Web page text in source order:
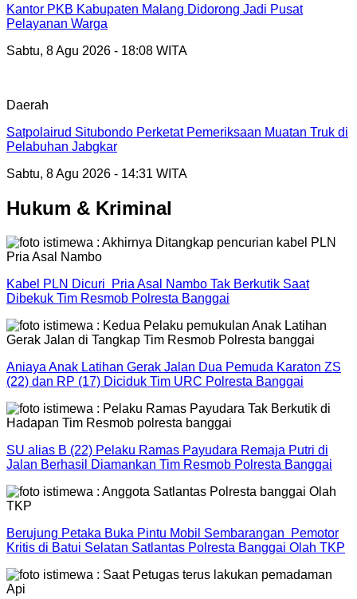
Kantor PKB Kabupaten Malang Didorong Jadi Pusat
Pelayanan Warga
Sabtu, 8 Agu 2026 - 18:08 WITA
Daerah
Satpolairud Situbondo Perketat Pemeriksaan Muatan Truk di
Pelabuhan Jabgkar
Sabtu, 8 Agu 2026 - 14:31 WITA
Hukum & Kriminal
Kabel PLN Dicuri Pria Asal Nambo Tak Berkutik Saat
Dibekuk Tim Resmob Polresta Banggai
Aniaya Anak Latihan Gerak Jalan Dua Pemuda Karaton ZS
(22) dan RP (17) Diciduk Tim URC Polresta Banggai
SU alias B (22) Pelaku Ramas Payudara Remaja Putri di
Jalan Berhasil Diamankan Tim Resmob Polresta Banggai
Berujung Petaka Buka Pintu Mobil Sembarangan Pemotor
Kritis di Batui Selatan Satlantas Polresta Banggai Olah TKP